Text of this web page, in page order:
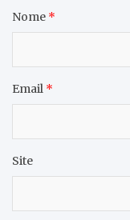
Nome *
Email *
Site